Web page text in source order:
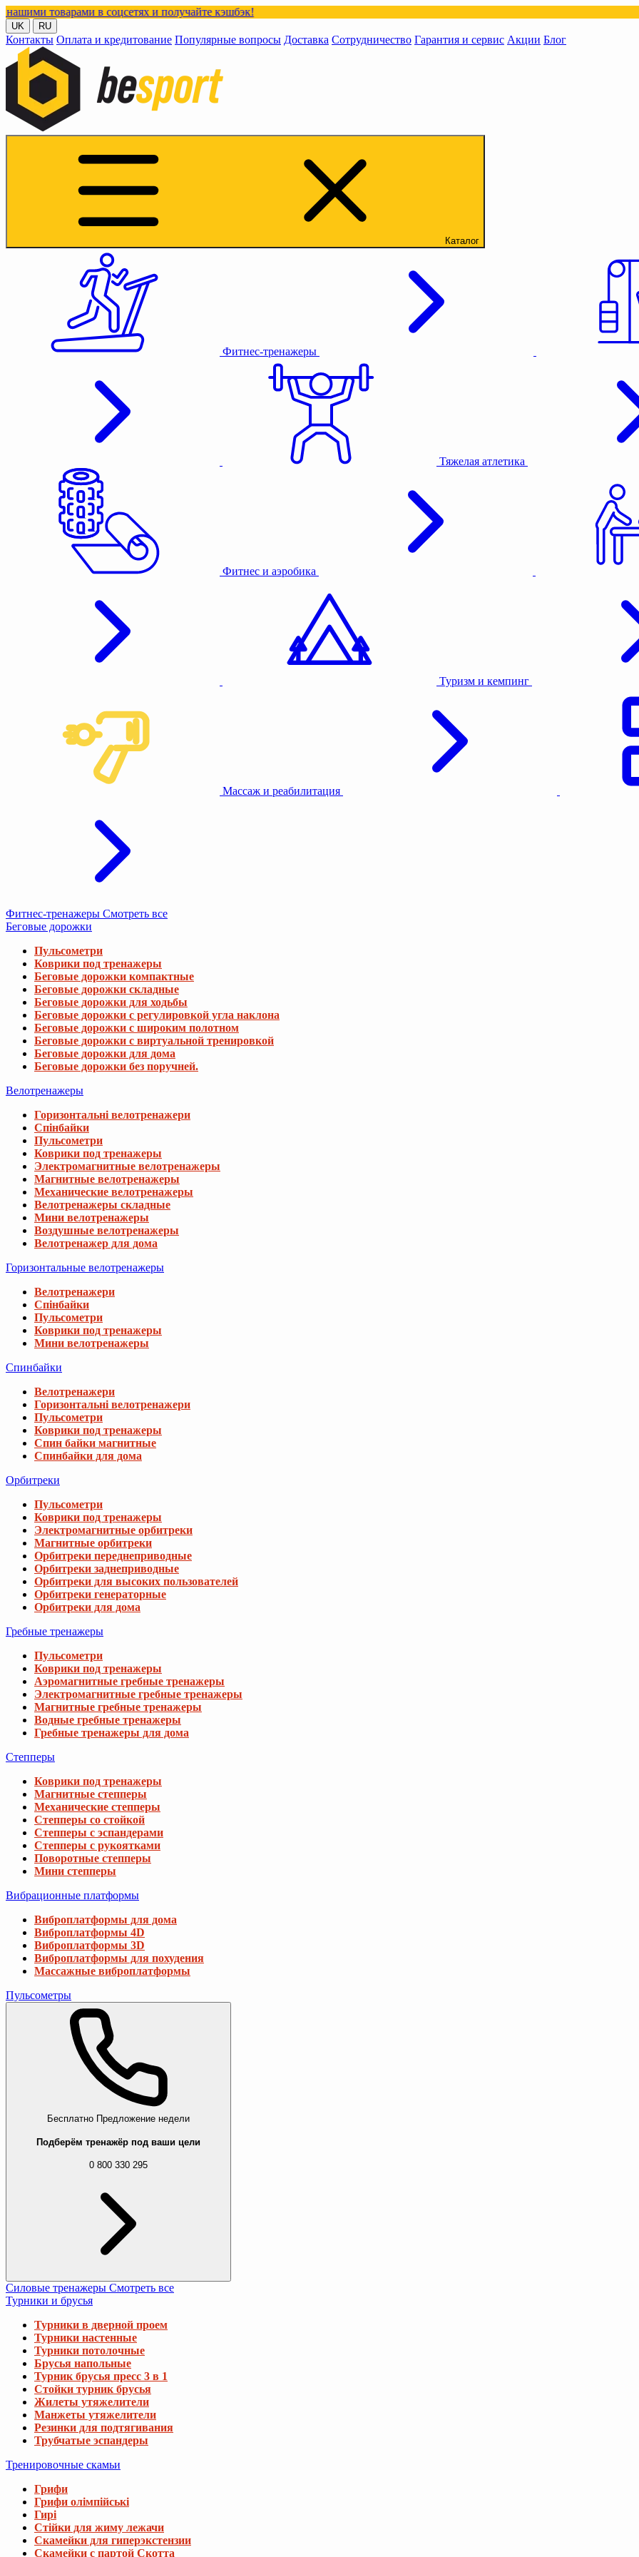
в соцсетях и получайте кэшбэк!
UK RU
Контакты Оплата и кредитование Популярные вопросы Доставка Сотрудничество Гарантия и сервис Акции Блог
Каталог
Фитнес-тренажеры
Тяжелая атлетика
Фитнес и аэробика
Туризм и кемпинг
Массаж и реабилитация
Фитнес-тренажеры Смотреть все
Беговые дорожки
Пульсометри
Коврики под тренажеры
Беговые дорожки компактные
Беговые дорожки складные
Беговые дорожки для ходьбы
Беговые дорожки с регулировкой угла наклона
Беговые дорожки с широким полотном
Беговые дорожки с виртуальной тренировкой
Беговые дорожки для дома
Беговые дорожки без поручней.
Велотренажеры
Горизонтальні велотренажери
Спінбайки
Пульсометри
Коврики под тренажеры
Электромагнитные велотренажеры
Магнитные велотренажеры
Механические велотренажеры
Велотренажеры складные
Мини велотренажеры
Воздушные велотренажеры
Велотренажер для дома
Горизонтальные велотренажеры
Велотренажери
Спінбайки
Пульсометри
Коврики под тренажеры
Мини велотренажеры
Спинбайки
Велотренажери
Горизонтальні велотренажери
Пульсометри
Коврики под тренажеры
Спин байки магнитные
Спинбайки для дома
Орбитреки
Пульсометри
Коврики под тренажеры
Электромагнитные орбитреки
Магнитные орбитреки
Орбитреки переднеприводные
Орбитреки заднеприводные
Орбитреки для высоких пользователей
Орбитреки генераторные
Орбитреки для дома
Гребные тренажеры
Пульсометри
Коврики под тренажеры
Аэромагнитные гребные тренажеры
Электромагнитные гребные тренажеры
Магнитные гребные тренажеры
Водные гребные тренажеры
Гребные тренажеры для дома
Степперы
Коврики под тренажеры
Магнитные степперы
Механические степперы
Степперы со стойкой
Степперы с эспандерами
Степперы с рукоятками
Поворотные степперы
Мини степперы
Вибрационные платформы
Виброплатформы для дома
Виброплатформы 4D
Виброплатформы 3D
Виброплатформы для похудения
Массажные виброплатформы
Пульсометры
Бесплатно Предложение недели
Подберём тренажёр под ваши цели
0 800 330 295
Силовые тренажеры Смотреть все
Турники и брусья
Турники в дверной проем
Турники настенные
Турники потолочные
Брусья напольные
Турник брусья пресс 3 в 1
Стойки турник брусья
Жилеты утяжелители
Манжеты утяжелители
Резинки для подтягивания
Трубчатые эспандеры
Тренировочные скамьи
Грифи
Грифи олімпійські
Гирі
Стійки для жиму лежачи
Скамейки для гиперэкстензии
Скамейки с партой Скотта